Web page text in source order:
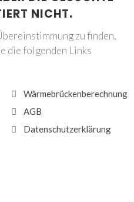
NICHT.
zu finden,
die folgenden Links
Wärmebrückenberechnung
AGB
Datenschutzerklärung